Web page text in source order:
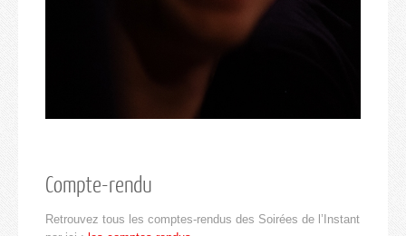
Compte-rendu
Retrouvez tous les comptes-rendus des Soirées de l’Instant